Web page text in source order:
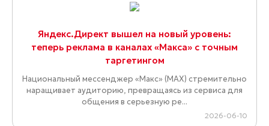
Яндекс.Директ вышел на новый уровень:
теперь реклама в каналах «Макса» с точным
таргетингом
Национальный мессенджер «Макс» (MAX) стремительно
наращивает аудиторию, превращаясь из сервиса для
общения в серьезную ре...
2026-06-10